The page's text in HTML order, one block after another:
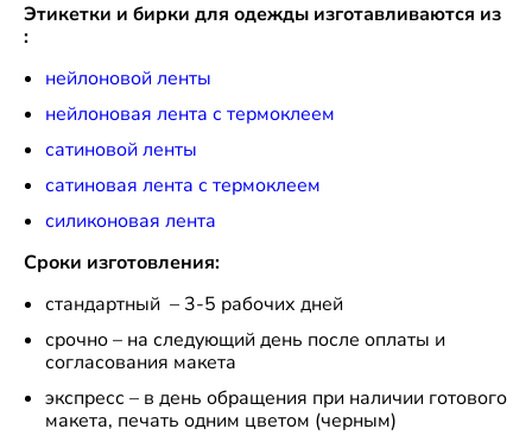
Этикетки и бирки для одежды изготавливаются из
:
нейлоновой ленты
нейлоновая лента с термоклеем
сатиновой ленты
сатиновая лента с термоклеем
силиконовая лента
Сроки изготовления:
стандартный – 3-5 рабочих дней
срочно – на следующий день после оплаты и
согласования макета
экспресс – в день обращения при наличии готового
макета, печать одним цветом (черным)